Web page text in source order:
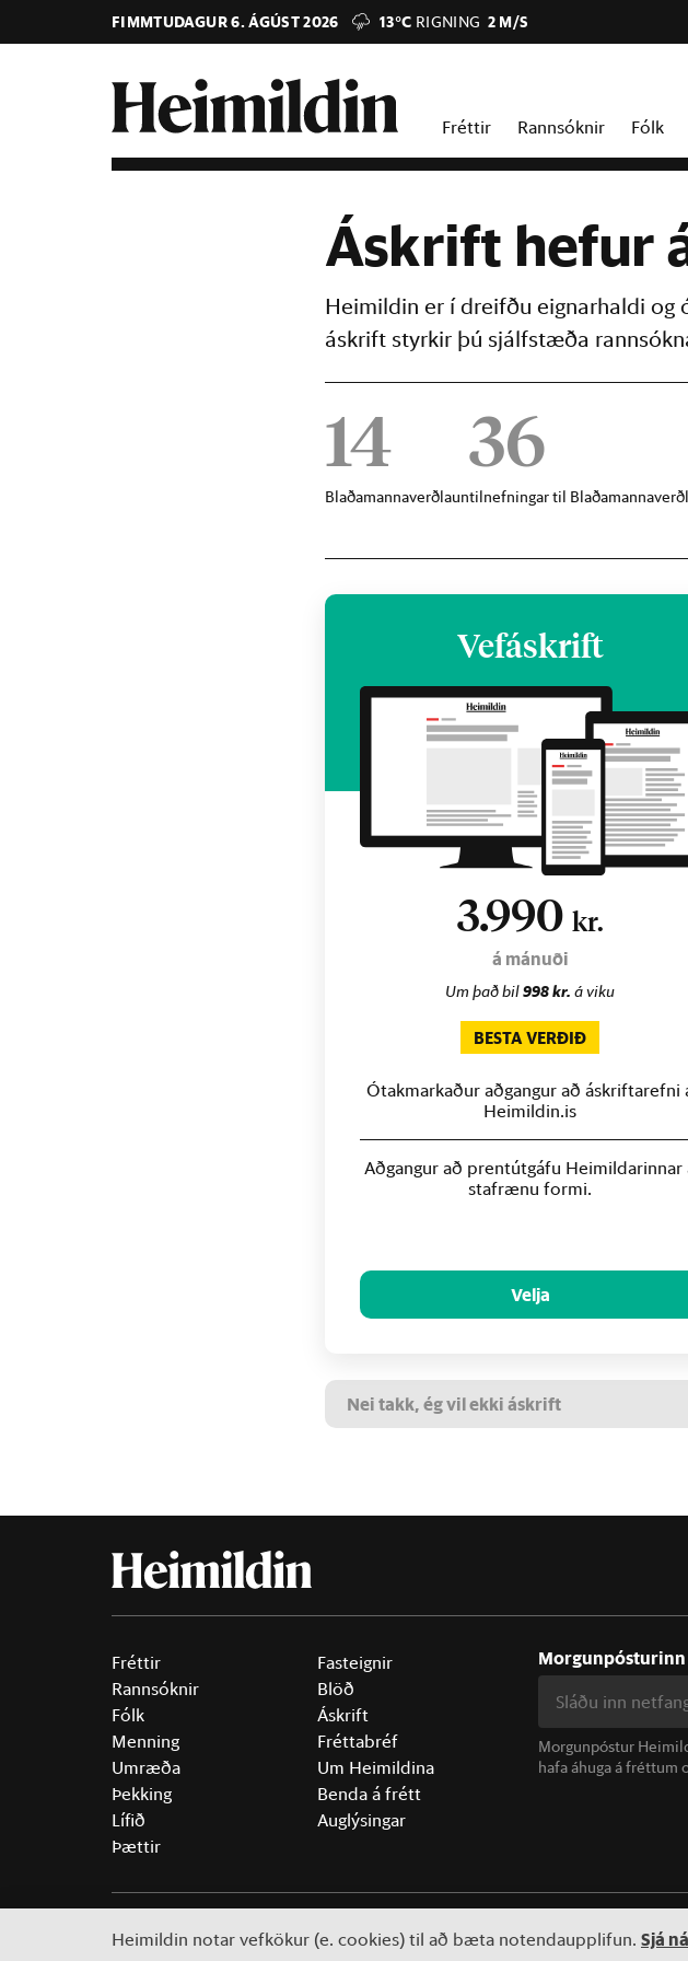
FIMMTUDAGUR 6. ÁGÚST 2026 13°C RIGNING 2 M/S
Fréttir Rannsóknir Fólk
Áskrift hefur
Heimildin er í dreifðu eignarhaldi og
áskrift styrkir þú sjálfstæða
14
Blaðamannaverðlaun
36
tilnefningar til
Vefáskrift
3.990 kr.
á mánuði
Um það bil998 kr. á viku
BESTA VERÐIÐ
Ótakmarkaður aðgangur að áskriftarefni
Heimildin.is
Aðgangur að prentútgáfu Heimildarinnar
stafrænu formi.
Velja
Nei takk, ég vil ekki áskrift
Fréttir
Rannsóknir
Fólk
Menning
Umræða
Þekking
Lífið
Þættir
Fasteignir
Blöð
Áskrift
Fréttabréf
Um Heimildina
Benda á frétt
Auglýsingar
Morgunpósturinn
Morgunpóstur
hafa áhuga á fréttum
Heimildin notar vefkökur (e. cookies) til að bæta notendaupplifun. Sjá